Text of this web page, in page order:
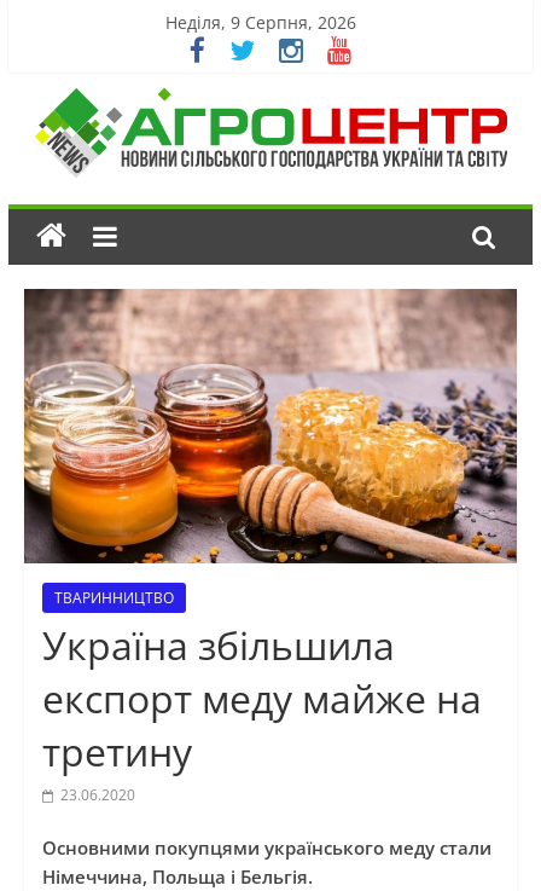
Неділя, 9 Серпня, 2026
ТВАРИННИЦТВО
Україна збільшила
експорт меду майже на
третину
23.06.2020
Основними покупцями українського меду стали
Німеччина, Польща і Бельгія.